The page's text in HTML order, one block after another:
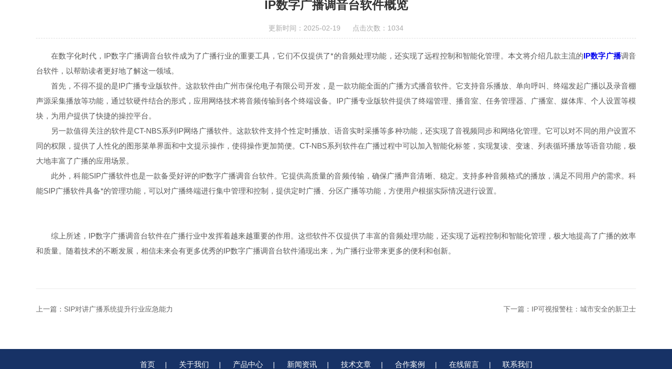
IP数字广播调音台软件概览
更新时间：2025-02-19 点击次数：1034
在数字化时代，IP数字广播调音台软件成为了广播行业的重要工具，它们不仅提供了*的音频处理功能，还实现了远程控制和智能化管理。本文将介绍几款主流的IP数字广播调音
台软件，以帮助读者更好地了解这一领域。
首先，不得不提的是IP广播专业版软件。这款软件由广州市保伦电子有限公司开发，是一款功能全面的广播方式播音软件。它支持音乐播放、单向呼叫、终端发起广播以及录音棚
声源采集播放等功能，通过软硬件结合的形式，应用网络技术将音频传输到各个终端设备。IP广播专业版软件提供了终端管理、播音室、任务管理器、广播室、媒体库、个人设置等模
块，为用户提供了快捷的操控平台。
另一款值得关注的软件是CT-NBS系列IP网络广播软件。这款软件支持个性定时播放、语音实时采播等多种功能，还实现了音视频同步和网络化管理。它可以对不同的用户设置不
同的权限，提供了人性化的图形菜单界面和中文提示操作，使得操作更加简便。CT-NBS系列软件在广播过程中可以加入智能化标签，实现复读、变速、列表循环播放等语音功能，极
大地丰富了广播的应用场景。
此外，科能SIP广播软件也是一款备受好评的IP数字广播调音台软件。它提供高质量的音频传输，确保广播声音清晰、稳定。支持多种音频格式的播放，满足不同用户的需求。科
能SIP广播软件具备*的管理功能，可以对广播终端进行集中管理和控制，提供定时广播、分区广播等功能，方便用户根据实际情况进行设置。
综上所述，IP数字广播调音台软件在广播行业中发挥着越来越重要的作用。这些软件不仅提供了丰富的音频处理功能，还实现了远程控制和智能化管理，极大地提高了广播的效率
和质量。随着技术的不断发展，相信未来会有更多优秀的IP数字广播调音台软件涌现出来，为广播行业带来更多的便利和创新。
上一篇： SIP对讲广播系统提升行业应急能力 下一篇： IP可视报警柱：城市安全的新卫士
首页 | 关于我们 | 产品中心 | 新闻资讯 | 技术文章 | 合作案例 | 在线留言 | 联系我们